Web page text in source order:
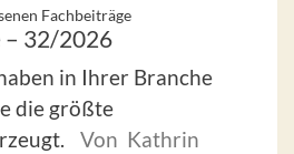
Fachbeiträge
– 32/2026
in Ihrer Branche
die größte
Von Kathrin